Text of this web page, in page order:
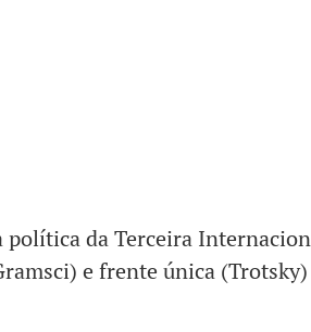
da Terceira
e frente única (Trotsky)